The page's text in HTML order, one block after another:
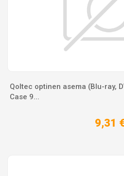
Qoltec optinen asema (Blu-ray,
Case 9...
9,31